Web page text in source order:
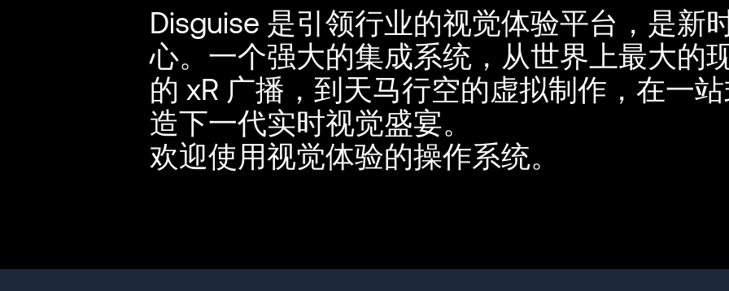
Disguise 是引领行业的视觉体验平台，是新
心。一个强大的集成系统，从世界上最大的
的 xR 广播，到天马行空的虚拟制作，在一
造下一代实时视觉盛宴。
欢迎使用视觉体验的操作系统。